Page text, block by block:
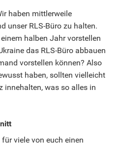
haben mittlerweile
unser RLS-Büro zu halten.
halben Jahr vorstellen
das RLS-Büro abbauen
vorstellen können? Also
haben, sollten vielleicht
innehalten, was so alles in
viele von euch einen